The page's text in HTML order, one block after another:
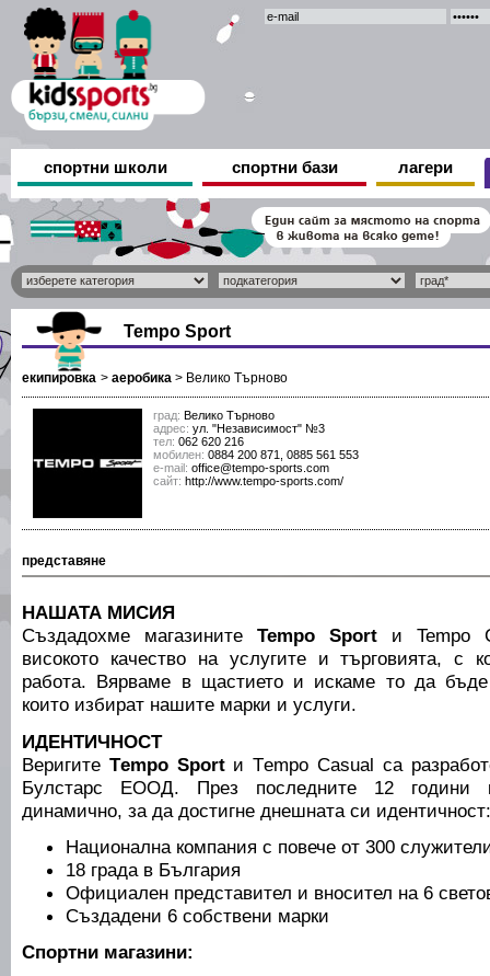
спортни школи спортни бази лагери
Tempo Sport
екипировка > аеробика > Велико Търново
град: Велико Търново
адрес: ул. "Независимост" №3
тел: 062 620 216
мобилен: 0884 200 871, 0885 561 553
е-mail: office@tempo-sports.com
сайт: http://www.tempo-sports.com/
представяне
НАШАТА МИСИЯ
Създадохме магазините Tempo Sport и Tempo
високото качество на услугите и търговията, с
работа. Вярваме в щастието и искаме то да бъде
които избират нашите марки и услуги.
ИДЕНТИЧНОСТ
Веригите Тempo Sportи Тempo Casual са
Булстарс ЕООД. През последните 12 години
динамично, за да достигне днешната си идентичност:
Национална компания с повече от 300
18 града в България
Официален представител и вносител на 6
Създадени 6 собствени марки
Спортни магазини: